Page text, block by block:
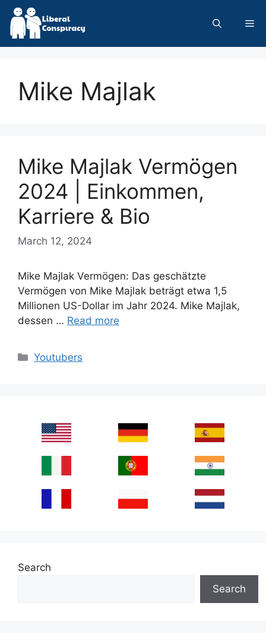
Skip
content
Mike Majlak
Mike Majlak Vermögen
2024 | Einkommen,
Karriere & Bio
March 12, 2024
Mike Majlak Vermögen: Das geschätzte
Vermögen von Mike Majlak beträgt etwa 1,5
Millionen US-Dollar im Jahr 2024. Mike Majlak,
dessen … Read more
Categories
Youtubers
Search
Search